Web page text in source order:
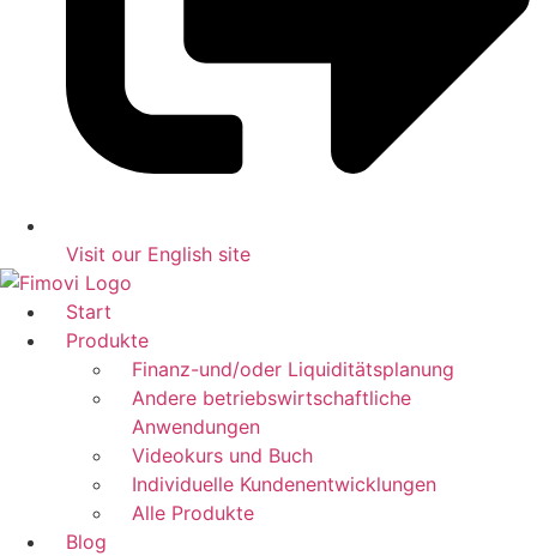
Visit our English site
Start
Produkte
Finanz-und/oder Liquiditätsplanung
Andere betriebswirtschaftliche
Anwendungen
Videokurs und Buch
Individuelle Kundenentwicklungen
Alle Produkte
Blog